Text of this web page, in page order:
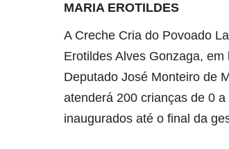
MARIA EROTILDES
A Creche Cria do Povoado
Erotildes Alves Gonzaga,
Deputado José Monteiro de
atenderá 200 crianças de 0
inaugurados até o final da